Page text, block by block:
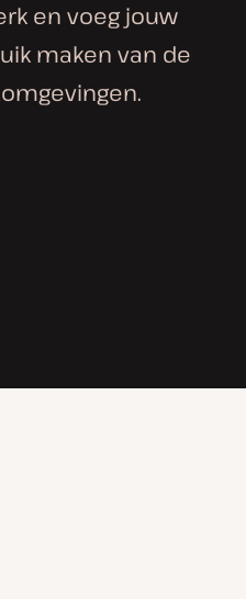
en voeg jouw
maken van de